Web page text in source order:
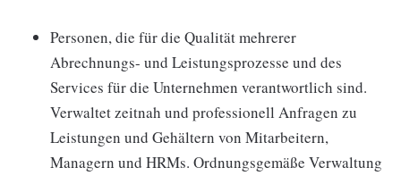
Personen, die für die Qualität mehrerer
Abrechnungs- und Leistungsprozesse und des
Services für die Unternehmen verantwortlich sind.
Verwaltet zeitnah und professionell Anfragen zu
Leistungen und Gehältern von Mitarbeitern,
Managern und HRMs. Ordnungsgemäße Verwaltung